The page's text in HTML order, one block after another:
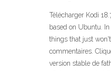
Télécharger Kodi
based on Ubuntu.
things that just
commentaires.
version stable de